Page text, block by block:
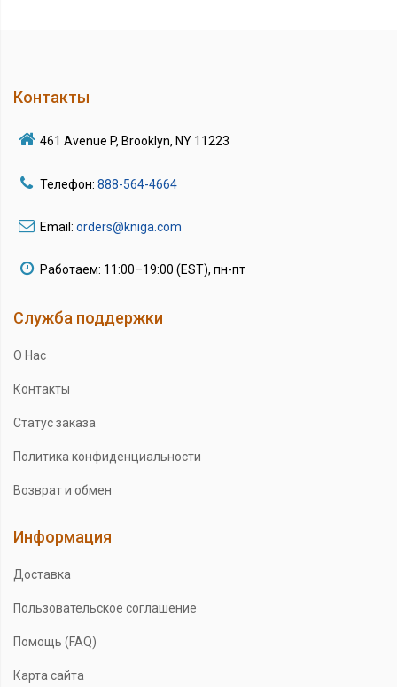
Контакты
461 Avenue P, Brooklyn, NY 11223
Телефон: 888-564-4664
Email: orders@kniga.com
Работаем: 11:00–19:00 (EST), пн-пт
Служба поддержки
О Нас
Контакты
Статус заказа
Политика конфиденциальности
Возврат и обмен
Информация
Доставка
Пользовательское соглашение
Помощь (FAQ)
Карта сайта